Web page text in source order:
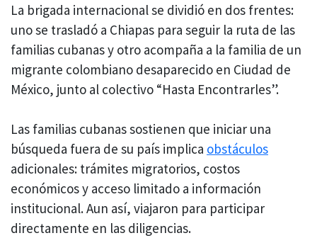
La brigada internacional se dividió en dos frentes:
uno se trasladó a Chiapas para seguir la ruta de las
familias cubanas y otro acompaña a la familia de un
migrante colombiano desaparecido en Ciudad de
México, junto al colectivo “Hasta Encontrarles”.
Las familias cubanas sostienen que iniciar una
búsqueda fuera de su país implica obstáculos
adicionales: trámites migratorios, costos
económicos y acceso limitado a información
institucional. Aun así, viajaron para participar
directamente en las diligencias.